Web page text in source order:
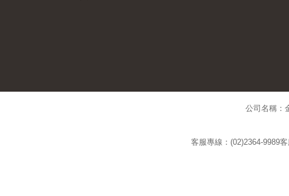
公司名稱：
客服專線：(02)2364-9989客